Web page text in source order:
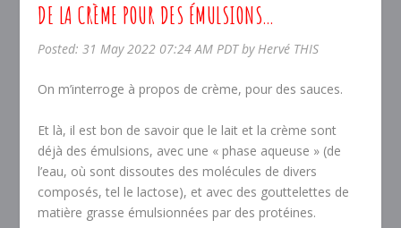
DE LA CRÈME POUR DES ÉMULSIONS…
Posted: 31 May 2022 07:24 AM PDT by Hervé THIS
On m’interroge à propos de crème, pour des sauces.
Et là, il est bon de savoir que le lait et la crème sont
déjà des émulsions, avec une « phase aqueuse » (de
l’eau, où sont dissoutes des molécules de divers
composés, tel le lactose), et avec des gouttelettes de
matière grasse émulsionnées par des protéines.